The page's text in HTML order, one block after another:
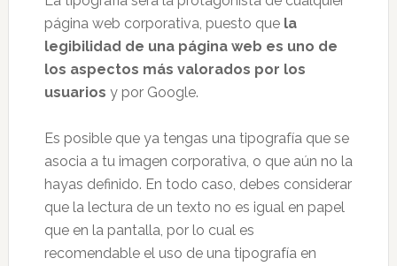
página web corporativa, puesto que la
legibilidad de una página web es uno de
los aspectos más valorados por los
usuarios y por Google.
Es posible que ya tengas una tipografía que se
asocia a tu imagen corporativa, o que aún no la
hayas definido. En todo caso, debes considerar
que la lectura de un texto no es igual en papel
que en la pantalla, por lo cual es
recomendable el uso de una tipografía en